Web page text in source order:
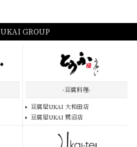
UKAI GROUP
-豆腐料理-
豆腐屋UKAI 大和田店
豆腐屋UKAI 鷺沼店